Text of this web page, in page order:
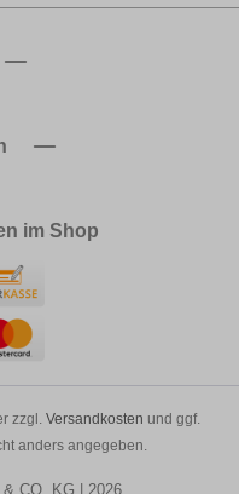
im Shop
zzgl. Versandkosten und ggf.
anders angegeben.
CO. KG | 2026